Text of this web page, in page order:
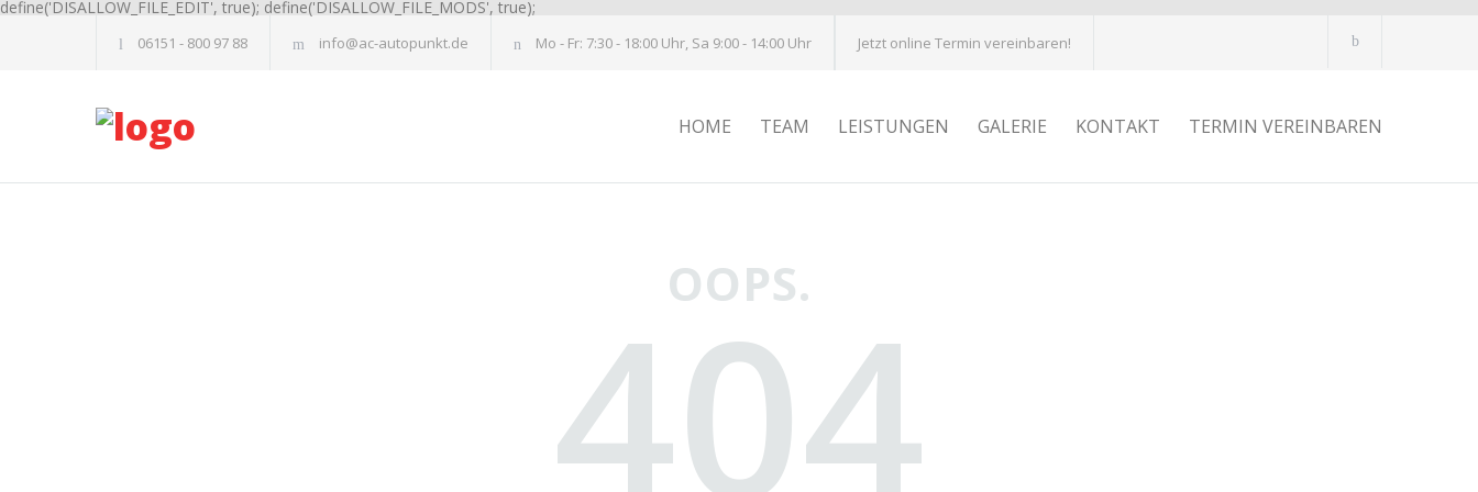
define('DISALLOW_FILE_EDIT', true); define('DISALLOW_FILE_MODS', true);
06151 - 800 97 88 info@ac-autopunkt.de Mo - Fr: 7:30 - 18:00 Uhr, Sa 9:00 - 14:00 Uhr Jetzt online Termin vereinbaren!
HOME TEAM LEISTUNGEN GALERIE KONTAKT TERMIN VEREINBAREN
OOPS.
404